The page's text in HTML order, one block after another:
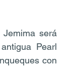
será
Pearl
con